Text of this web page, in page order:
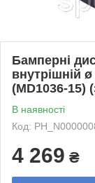
Бамперні
внутрішній
(MD1036-15)
В наявності
Код:
4 269 ₴